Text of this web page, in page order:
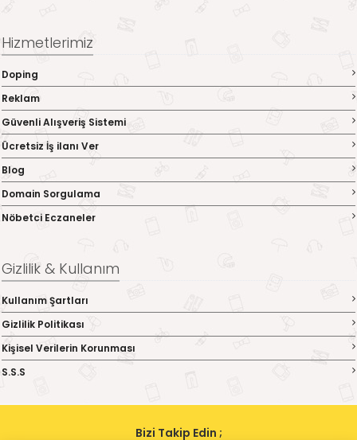
Hizmetlerimiz
Doping
Reklam
Güvenli Alışveriş Sistemi
Ücretsiz İş ilanı Ver
Blog
Domain Sorgulama
Nöbetci Eczaneler
Gizlilik & Kullanım
Kullanım Şartları
Gizlilik Politikası
Kişisel Verilerin Korunması
S.S.S
Bizi Takip Edin ;